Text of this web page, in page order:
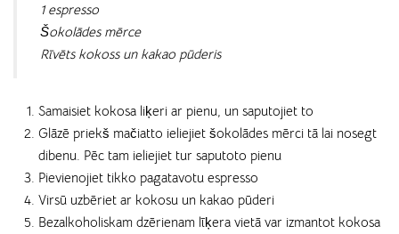
1 espresso
Šokolādes mērce
Rīvēts kokoss un kakao pūderis
Samaisiet kokosa liķeri ar pienu, un saputojiet to
Glāzē priekš mačiatto ieliejiet šokolādes mērci tā lai nosegt
dibenu. Pēc tam ieliejiet tur saputoto pienu
Pievienojiet tikko pagatavotu espresso
Virsū uzbēriet ar kokosu un kakao pūderi
Bezalkoholiskam dzērienam līķera vietā var izmantot kokosa